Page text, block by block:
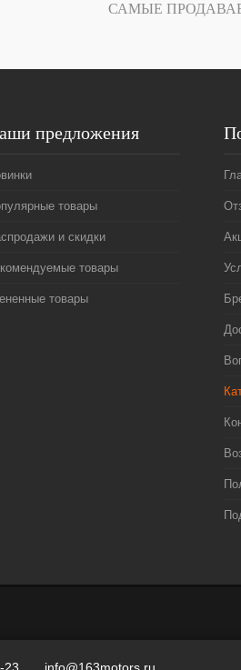
САМЫЕ
предложения
товары
и скидки
товары
товары
23 info@163motors.ru